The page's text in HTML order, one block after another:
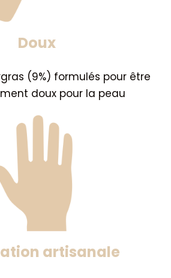
Doux
(9%) formulés pour être
doux pour la peau
artisanale